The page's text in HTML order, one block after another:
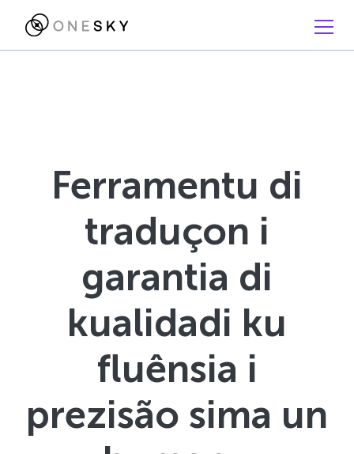
Ferramentu di
traduçon i
garantia di
kualidadi ku
fluênsia i
prezisão sima un